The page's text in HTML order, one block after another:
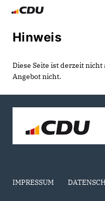
Hinweis
Diese Seite ist derzeit
Angebot nicht.
IMPRESSUM